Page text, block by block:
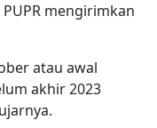
mengirimkan
atau awal
akhir 2023